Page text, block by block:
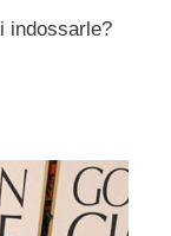
indossarle?